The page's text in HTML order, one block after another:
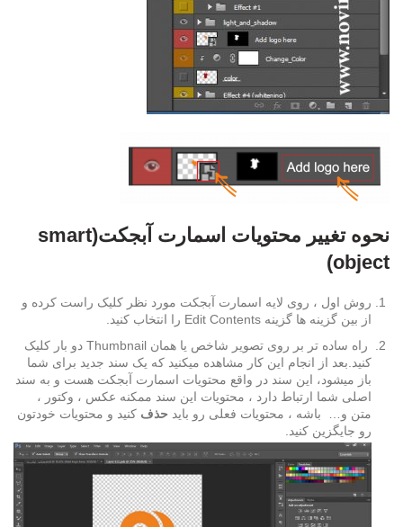
نحوه تغییر محتویات اسمارت آبجکت(smart
object)
روش اول ، روی لایه اسمارت آبجکت مورد نظر کلیک راست کرده و
از بین گزینه ها گزینه Edit Contents را انتخاب کنید.
راه ساده تر بر روی تصویر شاخص یا همان Thumbnail دو بار کلیک
کنید.بعد از انجام این کار مشاهده میکنید که یک سند جدید برای شما
باز میشود، این سند در واقع محتویات اسمارت آبجکت هست و به سند
اصلی شما ارتباط دارد ، محتویات این سند ممکنه عکس ، وکتور ،
متن و… باشه ، محتویات فعلی رو باید حذف کنید و محتویات خودتون
رو جایگزین کنید.